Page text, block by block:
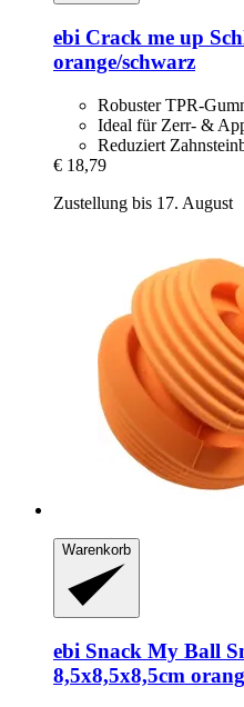
ebi Crack me up
orange/schwarz
Robuster TPR-
Ideal für Zerr- &
Reduziert
€ 18,79
Zustellung bis 17. August
Warenkorb
ebi Snack My Ball
8,5x8,5x8,5cm